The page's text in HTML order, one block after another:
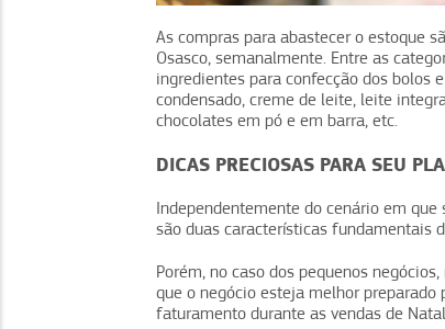
As compras para abastecer o estoque
Osasco, semanalmente. Entre as
ingredientes para confecção dos bolos
condensado, creme de leite, leite
chocolates em pó e em barra, etc.
DICAS PRECIOSAS PARA SEU
Independentemente do cenário em
são duas características fundamentais
Porém, no caso dos pequenos
que o negócio esteja melhor preparado
faturamento durante as vendas de